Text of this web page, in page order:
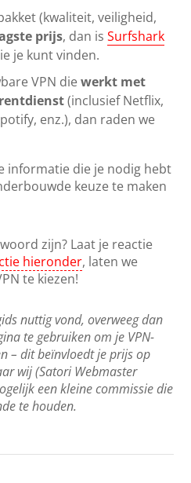
(kwaliteit, veiligheid,
prijs, dan isSurfshark
je kunt vinden.
VPN diewerkt met
(inclusief Netflix,
enz.), dan raden we
informatie die je nodig hebt
keuze te maken
zijn? Laat je reactie
hieronder, laten we
te kiezen!
nuttig vond, overweeg dan
te gebruiken om je VPN-
– dit beïnvloedt je prijs op
wij (Satori Webmaster
een kleine commissie die
te houden.